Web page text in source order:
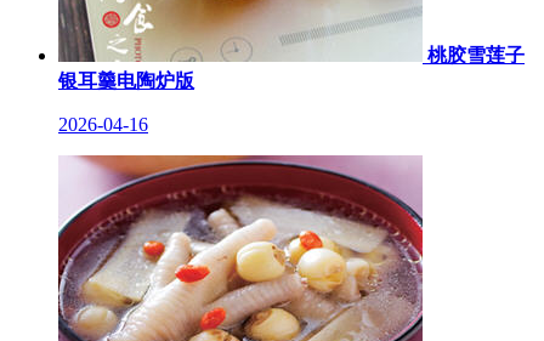
桃胶雪莲子
银耳羹电陶炉版
2026-04-16